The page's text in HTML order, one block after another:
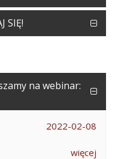
SIĘ!
na webinar:
2022-02-08
więcej